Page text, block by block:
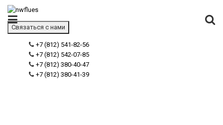
Связаться с нами
+7 (812) 541-82-56
+7 (812) 542-07-85
+7 (812) 380-40-47
+7 (812) 380-41-39